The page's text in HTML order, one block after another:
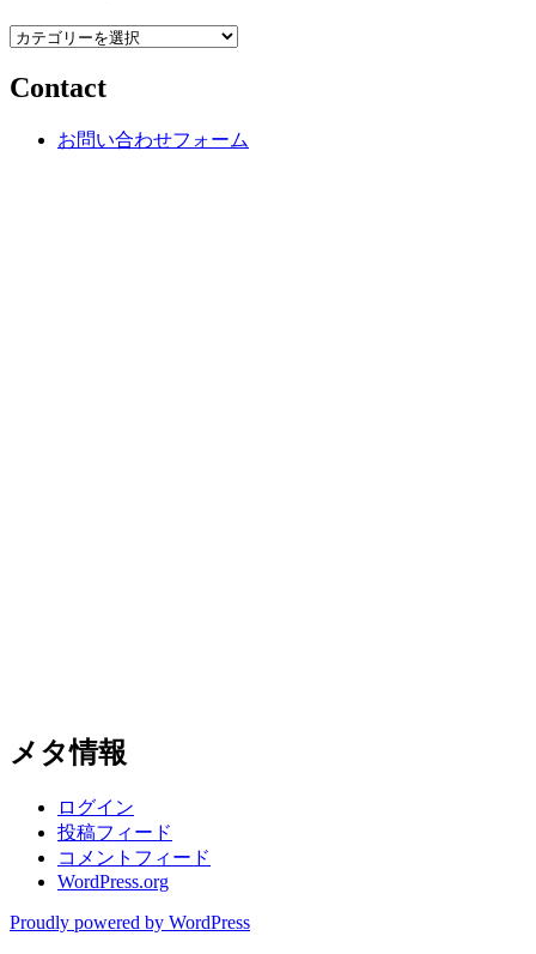
ブ
カ
ゴ
Contact
お問い合わせフォーム
メタ情報
ログイン
投稿フィード
コメントフィード
WordPress.org
Proudly powered by WordPress